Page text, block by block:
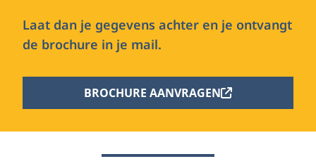
Laat dan je gegevens achter en je ontvangt
de brochure in je mail.
BROCHURE AANVRAGEN